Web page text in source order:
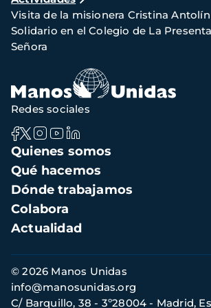
navegación
Visita de la misionera Cristina
Solidario en el Colegio de La
Señora
Navegación
principal
Quienes somos
Qué hacemos
Dónde trabajamos
Colabora
Actualidad
Redes sociales
Información
de
contacto
© 2026 Manos Unidas
C/ Barquillo, 38 - 3º28004 - Madrid,
info@manosunidas.org